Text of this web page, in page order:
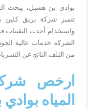
بوادي بن هشبل، يبحث
تتميز شركة بريق كلين
واستخدام أحدث
الشركة خدمات عالية
من التلف الناتج عن
ارخص
المياه